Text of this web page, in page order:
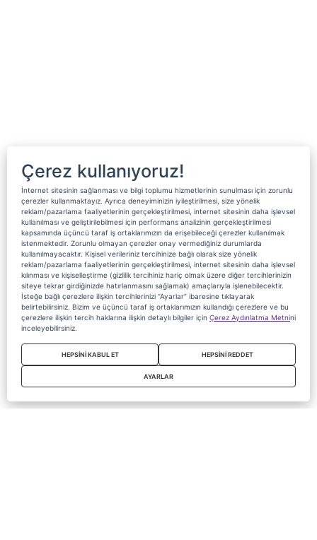
Çerez kullanıyoruz!
İnternet sitesinin sağlanması ve bilgi toplumu hizmetlerinin sunulması için zorunlu
çerezler kullanmaktayız. Ayrıca deneyiminizin iyileştirilmesi, size yönelik
reklam/pazarlama faaliyetlerinin gerçekleştirilmesi, internet sitesinin daha işlevsel
kullanılması ve geliştirilebilmesi için performans analizinin gerçekleştirilmesi
kapsamında üçüncü taraf iş ortaklarımızın da erişebileceği çerezler kullanılmak
istenmektedir. Zorunlu olmayan çerezler onay vermediğiniz durumlarda
kullanılmayacaktır. Kişisel verileriniz tercihinize bağlı olarak size yönelik
reklam/pazarlama faaliyetlerinin gerçekleştirilmesi, internet sitesinin daha işlevsel
kılınması ve kişiselleştirme (gizlilik tercihiniz hariç olmak üzere diğer tercihlerinizin
siteye tekrar girdiğinizde hatırlanmasını sağlamak) amaçlarıyla işlenebilecektir.
İsteğe bağlı çerezlere ilişkin tercihlerinizi “Ayarlar” ibaresine tıklayarak
belirtebilirsiniz. Bizim ve üçüncü taraf iş ortaklarımızın kullandığı çerezlere ve bu
çerezlere ilişkin tercih haklarına ilişkin detaylı bilgiler için Çerez Aydınlatma Metnini
inceleyebilirsiniz.
HEPSİNİ KABUL ET HEPSİNİ REDDET
AYARLAR